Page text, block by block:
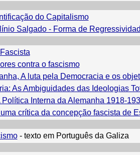
do Capitalismo
Salgado - Forma de
contra o fascismo
A luta pela Democracia e os
As Ambiguidades das Ideologias
Política Interna da Alemanha 1918-
crítica da concepção fascista de
- texto em Português da Galiza